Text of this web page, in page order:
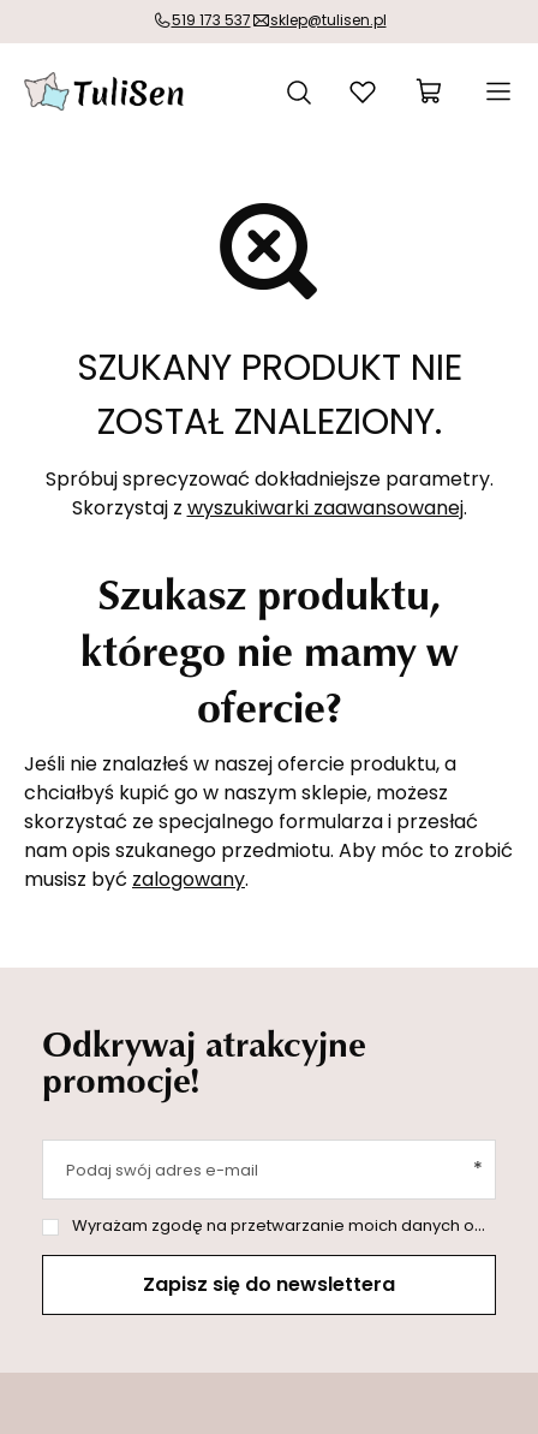
519 173 537 sklep@tulisen.pl
SZUKANY PRODUKT NIE
ZOSTAŁ ZNALEZIONY.
Spróbuj sprecyzować dokładniejsze parametry.
Skorzystaj z wyszukiwarki zaawansowanej.
Szukasz produktu,
którego nie mamy w
ofercie?
Jeśli nie znalazłeś w naszej ofercie produktu, a
chciałbyś kupić go w naszym sklepie, możesz
skorzystać ze specjalnego formularza i przesłać
nam opis szukanego przedmiotu. Aby móc to zrobić
musisz być zalogowany.
Odkrywaj atrakcyjne
promocje!
Podaj swój adres e-mail
Wyrażam zgodę na przetwarzanie moich danych osobowych (adres e-mail) na potrzeby wysyłki newslettera z informacją handlową (marketing). Więcej w
Zapisz się do newslettera